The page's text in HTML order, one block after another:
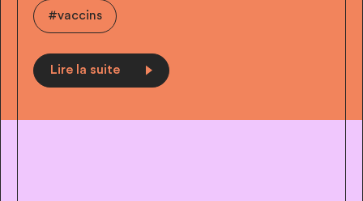
#vaccins
Lire la suite